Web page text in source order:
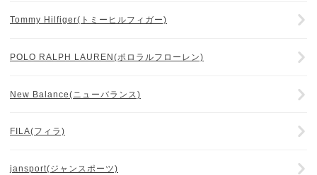
Tommy Hilfiger(トミーヒルフィガー)
POLO RALPH LAUREN(ポロラルフローレン)
New Balance(ニューバランス)
FILA(フィラ)
jansport(ジャンスポーツ)